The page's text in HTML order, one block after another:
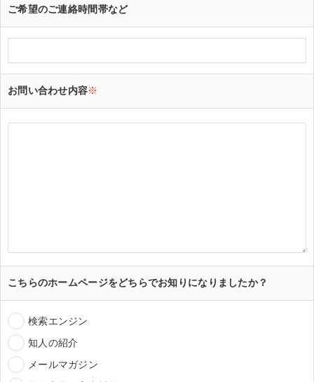
ご希望のご連絡時間帯など
お問い合わせ内容※
こちらのホームページをどちらでお知りになりましたか？
検索エンジン
知人の紹介
メールマガジン